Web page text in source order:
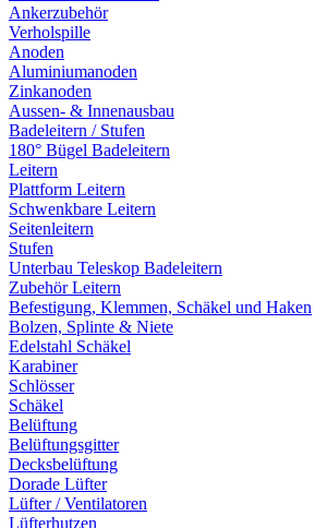
Ankerzubehör
Verholspille
Anoden
Aluminiumanoden
Zinkanoden
Aussen- & Innenausbau
Badeleitern / Stufen
180° Bügel Badeleitern
Leitern
Plattform Leitern
Schwenkbare Leitern
Seitenleitern
Stufen
Unterbau Teleskop Badeleitern
Zubehör Leitern
Befestigung, Klemmen, Schäkel und Haken
Bolzen, Splinte & Niete
Edelstahl Schäkel
Karabiner
Schlösser
Schäkel
Belüftung
Belüftungsgitter
Decksbelüftung
Dorade Lüfter
Lüfter / Ventilatoren
Lüfterhutzen